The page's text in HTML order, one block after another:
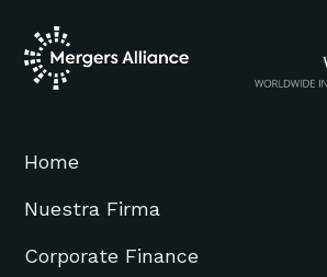
Home
Nuestra Firma
Corporate Finance